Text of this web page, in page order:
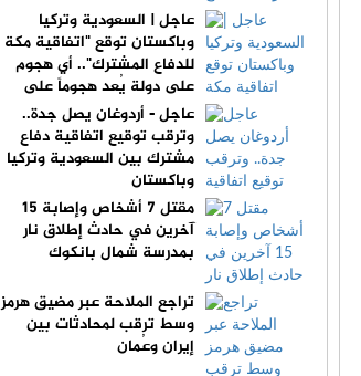
عاجل | السعودية وتركيا
وباكستان توقع "اتفاقية مكة
للدفاع المشترك".. أي هجوم
على دولة يُعد هجوماً على
عاجل - أردوغان يصل جدة..
وترقب توقيع اتفاقية دفاع
مشترك بين السعودية وتركيا
وباكستان
مقتل 7 أشخاص وإصابة 15
آخرين في حادث إطلاق نار
بمدرسة شمال بانكوك
تراجع الملاحة عبر مضيق هرمز
وسط ترقب لمحادثات بين
إيران وعُمان